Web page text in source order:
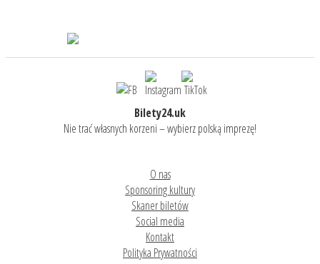
Bilety24.uk
Nie trać własnych korzeni – wybierz polską imprezę!
O nas
Sponsoring kultury
Skaner biletów
Social media
Kontakt
Polityka Prywatności